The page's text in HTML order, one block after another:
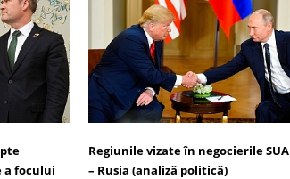
a focului
Regiunile vizate în negocierile SUA
– Rusia (analiză politică)